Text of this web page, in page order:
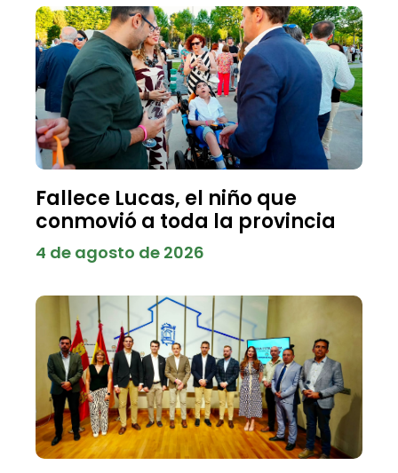
Fallece Lucas, el niño que
conmovió a toda la provincia
4 de agosto de 2026